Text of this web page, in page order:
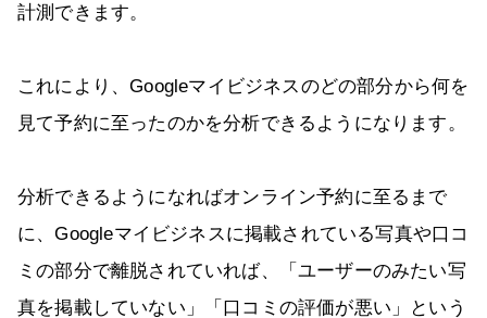
計測できます。
これにより、Googleマイビジネスのどの部分から何を
見て予約に至ったのかを分析できるようになります。
分析できるようになればオンライン予約に至るまで
に、Googleマイビジネスに掲載されている写真や口コ
ミの部分で離脱されていれば、「ユーザーのみたい写
真を掲載していない」「口コミの評価が悪い」という